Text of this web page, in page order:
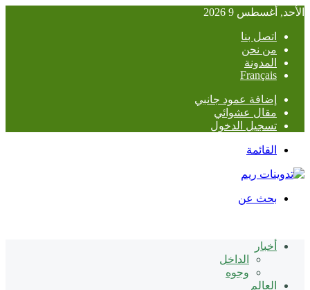
الأحد, أغسطس 9 2026
اتصل بنا
من نحن
المدونة
Français
إضافة عمود جانبي
مقال عشوائي
تسجيل الدخول
القائمة
بحث عن
أخبار
الداخل
وجوه
العالم